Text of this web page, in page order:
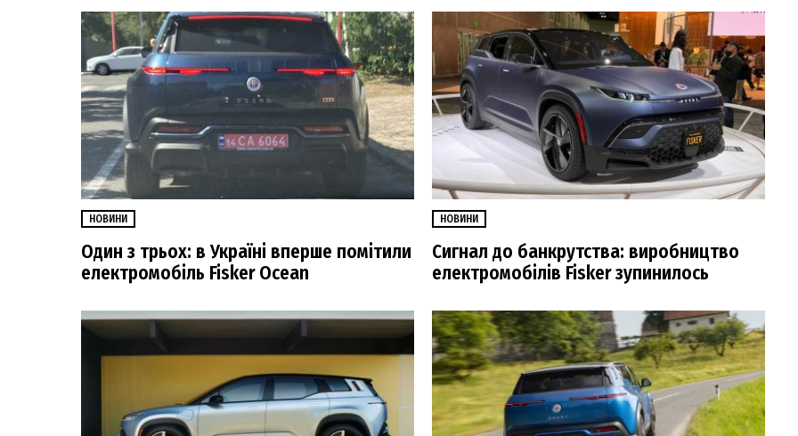
НОВИНИ
Один з трьох: в Україні вперше помітили
електромобіль Fisker Ocean
НОВИНИ
Сигнал до банкрутства: виробництво
електромобілів Fisker зупинилось